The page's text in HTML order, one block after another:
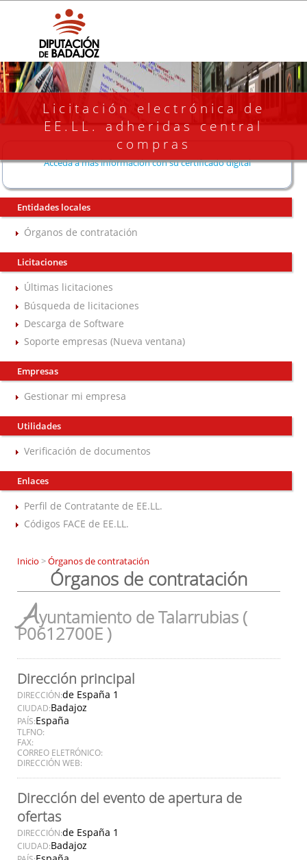
Licitación electrónica de
EE.LL. adheridas central
compras
Acceda a más información con su certificado digital
Entidades locales
Órganos de contratación
Licitaciones
Últimas licitaciones
Búsqueda de licitaciones
Descarga de Software
Soporte empresas (Nueva ventana)
Empresas
Gestionar mi empresa
Utilidades
Verificación de documentos
Enlaces
Perfil de Contratante de EE.LL.
Códigos FACE de EE.LL.
Inicio >Órganos de contratación
Órganos de contratación
Ayuntamiento de Talarrubias (
P0612700E )
Dirección principal
DIRECCIÓN:de España 1
CIUDAD:Badajoz
PAÍS:España
TLFNO:
FAX:
CORREO ELETRÓNICO:
DIRECCIÓN WEB:
Dirección del evento de apertura de
ofertas
DIRECCIÓN:de España 1
CIUDAD:Badajoz